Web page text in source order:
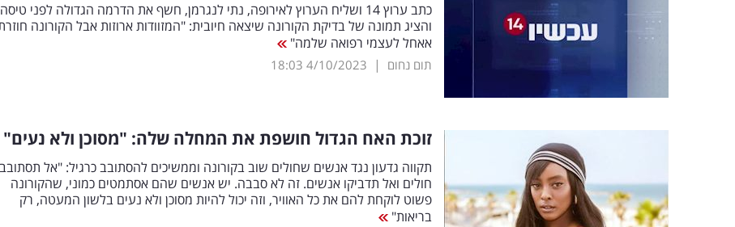
כתב ערוץ 14 ושליח הערוץ לאירופה, נתי לנגרמן, חשף את הדרמה הגדולה לפני טיסה
והציג תמונה של בדיקת הקורונה שיצאה חיובית: "המזוודות ארוזות אבל הקורונה
אאחל לעצמי רפואה שלמה"
תום נחום |
4/10/2023
18:03
זוכת האח הגדול חושפת את המחלה שלה: "מסוכן ולא נעים"
תקווה גדעון נגד אנשים שחולים שוב בקורונה וממשיכים להסתובב כרגיל: "אל
חולים ואל תדביקו אנשים. זה לא סבבה. יש אנשים שהם אסתמטים כמוני, שהקורונה
פשוט לוקחת להם את כל האוויר, וזה יכול להיות מסוכן ולא נעים בלשון המעטה, רק
בריאות"